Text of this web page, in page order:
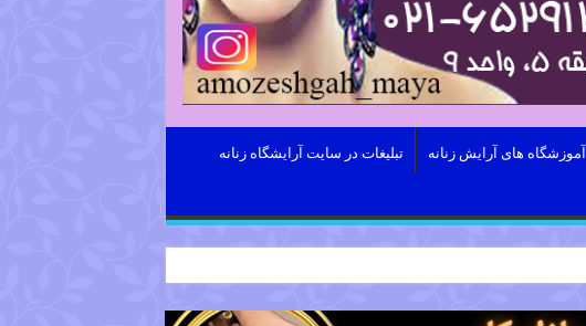
آموزشگاه های آرایش زنانه تبلیغات در سایت آرایشگاه زنانه